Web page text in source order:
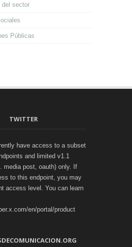
del sector
Públicas
TWITTER
have access to a subset
and limited v1.1
media post, oauth) only. If
to this endpoint, you may
access level. You can learn
en/portal/product